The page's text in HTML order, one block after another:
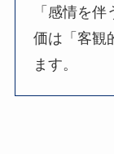
「感情を
価は「客観
ます。